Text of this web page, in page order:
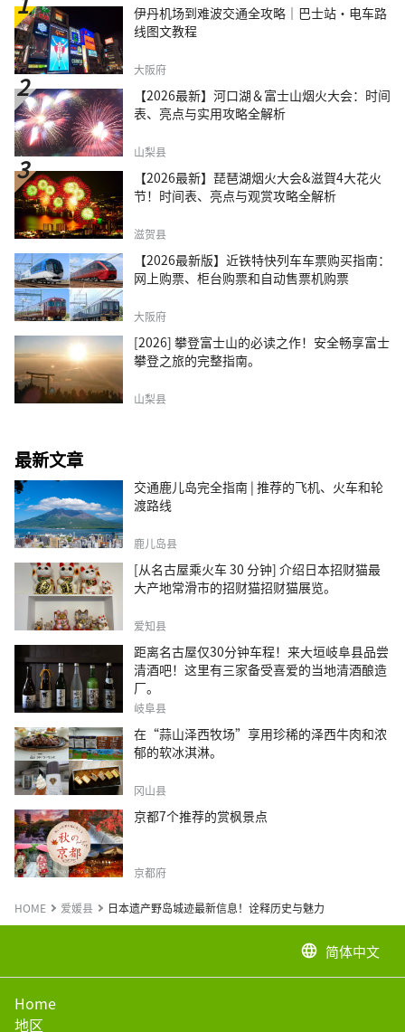
伊丹机场到难波交通全攻略｜巴士站・电车路
线图文教程
大阪府
【2026最新】河口湖＆富士山烟火大会：时间
表、亮点与实用攻略全解析
山梨县
【2026最新】琵琶湖烟火大会&滋賀4大花火
节！时间表、亮点与观赏攻略全解析
滋贺县
【2026最新版】近铁特快列车车票购买指南：
网上购票、柜台购票和自动售票机购票
大阪府
[2026] 攀登富士山的必读之作！安全畅享富士
攀登之旅的完整指南。
山梨县
最新文章
交通鹿儿岛完全指南 | 推荐的飞机、火车和轮
渡路线
鹿儿岛县
[从名古屋乘火车 30 分钟] 介绍日本招财猫最
大产地常滑市的招财猫招财猫展览。
爱知县
距离名古屋仅30分钟车程！来大垣岐阜县品尝
清酒吧！这里有三家备受喜爱的当地清酒酿造
厂。
岐阜县
在“蒜山泽西牧场”享用珍稀的泽西牛肉和浓
郁的软冰淇淋。
冈山县
京都7个推荐的赏枫景点
京都府
HOME 爱媛县 日本遗产野岛城迹最新信息！诠释历史与魅力
language 简体中文
Home
地区